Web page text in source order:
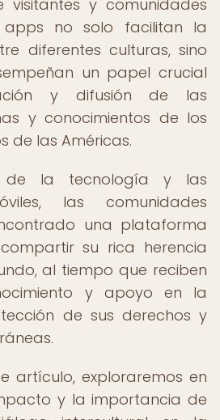
visitantes y comunidades
apps no solo facilitan la
diferentes culturas, sino
un papel crucial
y difusión de las
y conocimientos de los
de las Américas.
de la tecnología y las
las comunidades
una plataforma
su rica herencia
al tiempo que reciben
y apoyo en la
de sus derechos y
artículo, exploraremos en
y la importancia de